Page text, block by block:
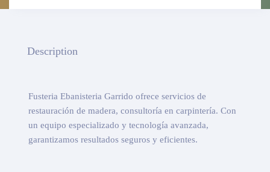
Description
Fusteria Ebanisteria Garrido ofrece servicios de
restauración de madera, consultoría en carpintería. Con
un equipo especializado y tecnología avanzada,
garantizamos resultados seguros y eficientes.